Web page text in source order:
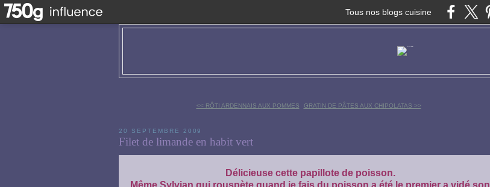
Tous nos blogs cuisine
<< RÔTI ARDENNAIS AUX POMMES GRATIN DE PÂTES AUX CHIPOLATAS >>
20 SEPTEMBRE 2009
Filet de limande en habit vert
Délicieuse cette papillote de poisson.
Même Sylvian qui rouspète quand je fais du poisson a été le premier a vidé son